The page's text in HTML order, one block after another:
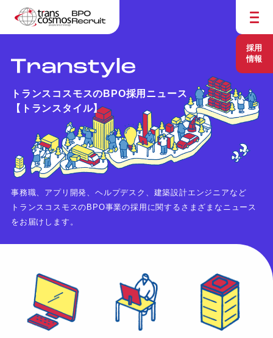
採用
情報
トランスコスモスのBPO採用ニュース
【トランスタイル】
事務職、アプリ開発、ヘルプデスク、建築設計エンジニアなど
トランスコスモスのBPO事業の採用に関するさまざまなニュース
をお届けします。